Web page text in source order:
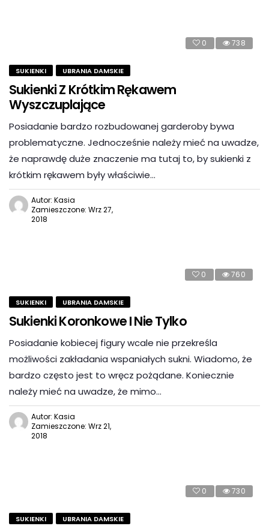
0 738
SUKIENKI UBRANIA DAMSKIE
Sukienki Z Krótkim Rękawem
Wyszczuplające
Posiadanie bardzo rozbudowanej garderoby bywa
problematyczne. Jednocześnie należy mieć na uwadze,
że naprawdę duże znaczenie ma tutaj to, by sukienki z
krótkim rękawem były właściwie…
Autor: Kasia
Zamieszczone: Wrz 27,
2018
0 760
SUKIENKI UBRANIA DAMSKIE
Sukienki Koronkowe I Nie Tylko
Posiadanie kobiecej figury wcale nie przekreśla
możliwości zakładania wspaniałych sukni. Wiadomo, że
bardzo często jest to wręcz pożądane. Koniecznie
należy mieć na uwadze, że mimo…
Autor: Kasia
Zamieszczone: Wrz 21,
2018
0 730
SUKIENKI UBRANIA DAMSKIE